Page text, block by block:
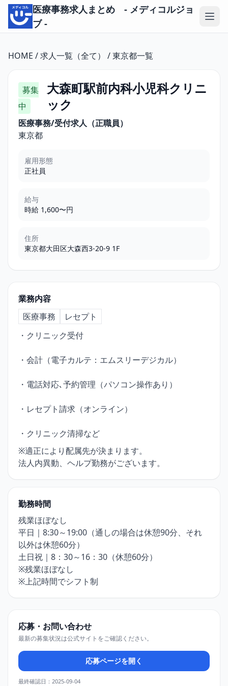
医療事務求人まとめ - メディコルジョ
ブ -
HOME /求人一覧（全て） /東京都一覧
募集
中
大森町駅前内科小児科クリニ
ック
医療事務/受付求人（正職員）
東京都
雇用形態
正社員
給与
時給 1,600〜円
住所
東京都大田区大森西3-20-9 1F
業務内容
医療事務
レセプト
・クリニック受付
・会計（電子カルテ：エムスリーデジカル）
・電話対応､予約管理（パソコン操作あり）
・レセプト請求（オンライン）
・クリニック清掃など
※適正により配属先が決まります。
法人内異動、ヘルプ勤務がございます。
勤務時間
残業ほぼなし
平日｜8:30～19:00（通しの場合は休憩90分、それ
以外は休憩60分）
土日祝｜8：30～16：30（休憩60分）
※残業ほぼなし
※上記時間でシフト制
応募・お問い合わせ
最新の募集状況は公式サイトをご確認ください。
応募ページを開く
最終確認日：2025-09-04